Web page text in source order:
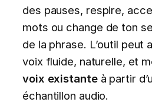
des pauses, respire,
mots ou change de ton
de la phrase. L’outil peut
voix fluide, naturelle, et
voix existanteà partir
échantillon audio.